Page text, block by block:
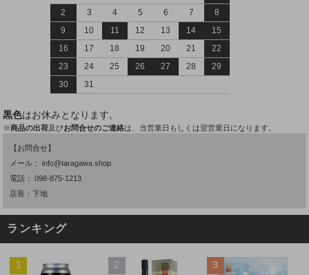
2
3 4 5 6 7
8
9
10 11 12 13 14
15
16
17 18 19 20 21
22
23
24 25 26 27 28
29
30
31
黒色はお休みとなります。
※商品の出荷及びお問合せのご連絡は、当営業日もしくは翌営業日になります。
【お問合せ】
メール：info@taragawa.shop
電話：098-875-1213
店長：下地
ランキング
1 2 3